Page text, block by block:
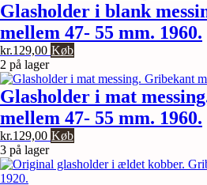
Glasholder i blank
mellem 47- 55 mm. 1960.
kr.129,00 Køb
2 på lager
Glasholder i mat
mellem 47- 55 mm. 1960.
kr.129,00 Køb
3 på lager